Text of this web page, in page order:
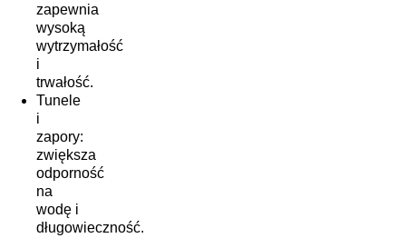
zapewnia
wysoką
wytrzymałość
i
trwałość.
Tunele
i
zapory:
zwiększa
odporność
na
wodę i
długowieczność.